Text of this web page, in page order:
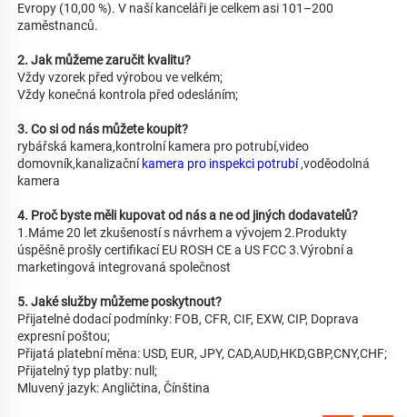
Evropy (10,00 %). V naší kanceláři je celkem asi 101–200
zaměstnanců.
2. Jak můžeme zaručit kvalitu?
Vždy vzorek před výrobou ve velkém;
Vždy konečná kontrola před odesláním;
3. Co si od nás můžete koupit?
rybářská kamera,kontrolní kamera pro potrubí,video
domovník,kanalizační kamera pro inspekci potrubí ,voděodolná
kamera
4. Proč byste měli kupovat od nás a ne od jiných dodavatelů?
1.Máme 20 let zkušeností s návrhem a vývojem 2.Produkty
úspěšně prošly certifikací EU ROSH CE a US FCC 3.Výrobní a
marketingová integrovaná společnost
5. Jaké služby můžeme poskytnout?
Přijatelné dodací podmínky: FOB, CFR, CIF, EXW, CIP, Doprava
expresní poštou;
Přijatá platební měna: USD, EUR, JPY, CAD,AUD,HKD,GBP,CNY,CHF;
Přijatelný typ platby: null;
Mluvený jazyk: Angličtina, Čínština